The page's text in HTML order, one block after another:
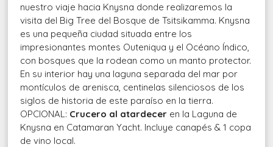
nuestro viaje hacia Knysna donde realizaremos la
visita del Big Tree del Bosque de Tsitsikamma. Knysna
es una pequeña ciudad situada entre los
impresionantes montes Outeniqua y el Océano Índico,
con bosques que la rodean como un manto protector.
En su interior hay una laguna separada del mar por
montículos de arenisca, centinelas silenciosos de los
siglos de historia de este paraíso en la tierra.
OPCIONAL: Crucero al atardecer en la Laguna de
Knysna en Catamaran Yacht. Incluye canapés & 1 copa
de vino local.